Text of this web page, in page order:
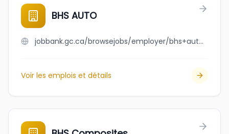
BHS AUTO
jobbank.gc.ca/browsejobs/employer/bhs+auto/ca
Voir les emplois et détails